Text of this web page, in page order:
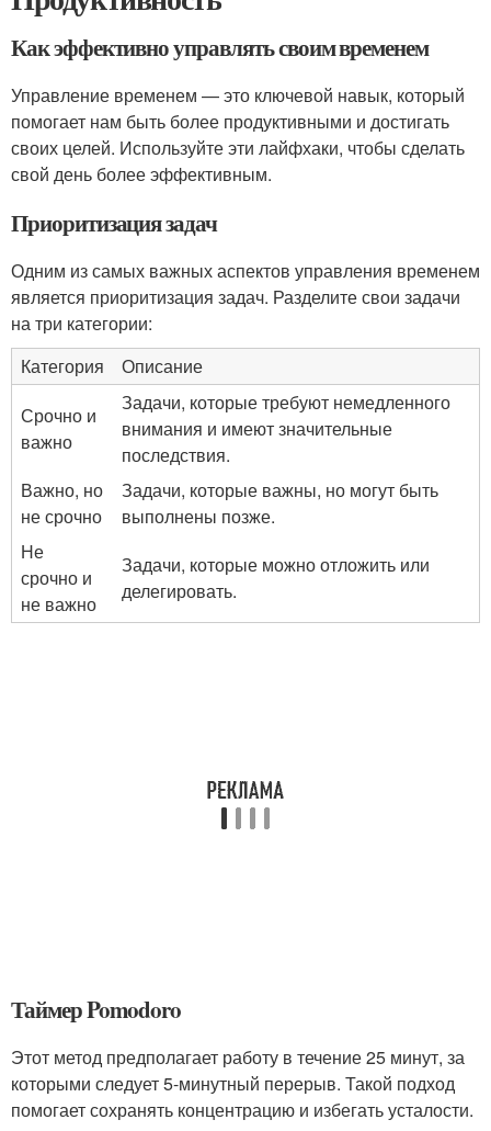
Как эффективно управлять своим временем
Управление временем — это ключевой навык, который
помогает нам быть более продуктивными и достигать
своих целей. Используйте эти лайфхаки, чтобы сделать
свой день более эффективным.
Приоритизация задач
Одним из самых важных аспектов управления временем
является приоритизация задач. Разделите свои задачи
на три категории:
Категория
Описание
Срочно и
важно
Задачи, которые требуют немедленного
внимания и имеют значительные
последствия.
Важно, но
не срочно
Задачи, которые важны, но могут быть
выполнены позже.
Не
срочно и
не важно
Задачи, которые можно отложить или
делегировать.
Таймер Pomodoro
Этот метод предполагает работу в течение 25 минут, за
которыми следует 5-минутный перерыв. Такой подход
помогает сохранять концентрацию и избегать усталости.